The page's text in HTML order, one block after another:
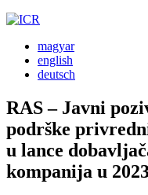
magyar
english
deutsch
RAS – Javni
podrške
u lance
kompanija u